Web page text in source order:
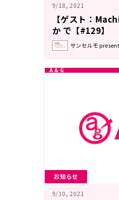
9/18, 2021
【ゲスト：
か で【#129】
サンセルモ
お知らせ
9/10, 2021